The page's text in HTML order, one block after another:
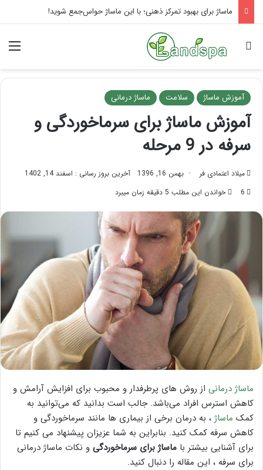
راهنمای کامل آموزش ماساژ لب بعد از تزریق ژل
جستجو برای
آموزش ماساژ سلامت ماساژ درمانی
آموزش ماساژ برای سرماخوردگی و
سرفه در 9 مرحله
میلاد اعتمادی فر بهمن 16, 1396
آخرین بروز رسانی : اسفند 14, 1402
6
خواندن این مطلب 5 دقیقه زمان میبرد
ماساژ درمانی از روش های پرطرفدار و محبوب برای افزایش آرامش و
کاهش استرس افراد می‌باشد. جالب است بدانید که می‌توانید به
کمک ماساژ ، به درمان برخی از بیماری ها مانند سرماخوردگی و
کاهش سرفه کمک کنید. بنابراین به شما عزیزان پیشنهاد می کنیم تا
برای آشنایی بیشتر با ماساژ برای سرماخوردگی و نکات ماساژ درمانی
برای سرفه ، این مقاله را دنبال کنید.